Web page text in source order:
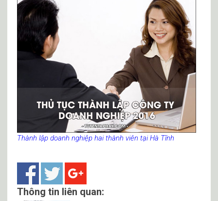
Thành lập doanh nghiệp hai thành viên tại Hà Tĩnh
Thông tin liên quan: